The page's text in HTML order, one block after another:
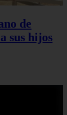
de
sus hijos